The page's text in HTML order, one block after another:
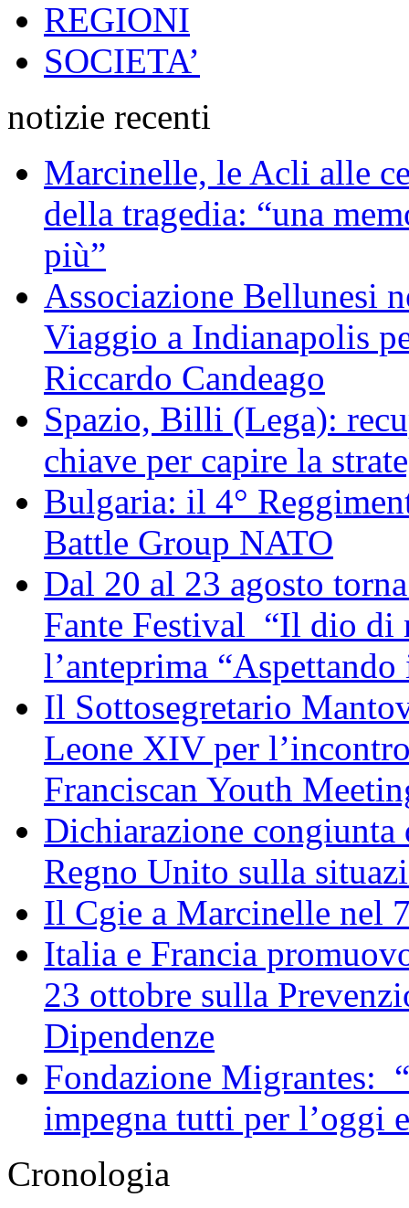
REGIONI
SOCIETA’
notizie recenti
Marcinelle, le Acli alle
della tragedia: “una
più”
Associazione Bellunesi
Viaggio a Indianapolis
Riccardo Candeago
Spazio, Billi (Lega):
chiave per capire la
Bulgaria: il 4°
Battle Group NATO
Dal 20 al 23 agosto
Fante Festival “Il dio di
l’anteprima
Il Sottosegretario
Leone XIV per
Franciscan Youth
Dichiarazione
Regno Unito sulla
Il Cgie a Marcinelle nel
Italia e Francia
23 ottobre sulla
Dipendenze
Fondazione Migrantes:
impegna tutti per l’oggi
Cronologia